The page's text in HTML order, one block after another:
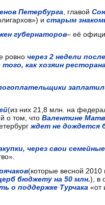
Петербурга , главой
и старым
губернаторов– её
ровно через 2 недели
как хозяин
(из них 21,8 млн. на
о том, что Валентине
ждет не дождется
, через свои
(которые весной 2010
бюджету на 50 млн.), в
о поддержке Турчака «от